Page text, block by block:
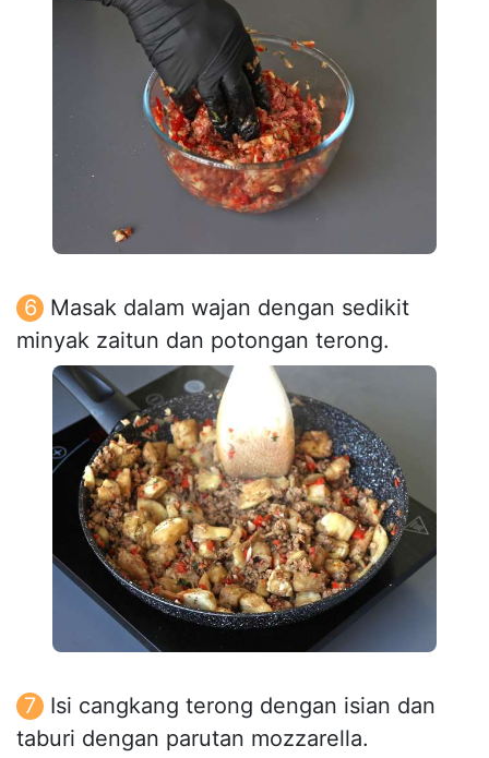
Masak dalam wajan dengan sedikit
minyak zaitun dan potongan terong.
Isi cangkang terong dengan isian dan
taburi dengan parutan mozzarella.